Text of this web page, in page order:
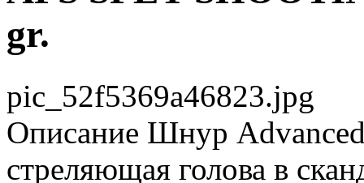
gr.
pic_52f5369a46823.jpg
Описание Шнур
стреляющая голова в